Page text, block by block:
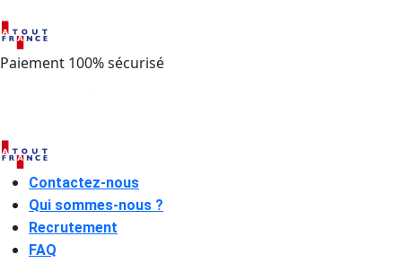
Paiement 100% sécurisé
Contactez-nous
Qui sommes-nous ?
Recrutement
FAQ